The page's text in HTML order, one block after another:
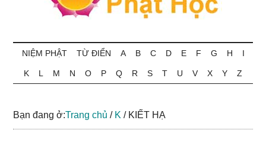
Từ
điển
Phật
học
ngữ
NIỆM PHẬT TỪ ĐIỂN A B C D E F G H I
K L M N O P Q R S T U V X Y Z
Bạn đang ở:Trang chủ / K /KIẾT HẠ